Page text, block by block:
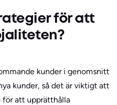
för att
kunder i genomsnitt
kunder, så det är viktigt att
för att upprätthålla